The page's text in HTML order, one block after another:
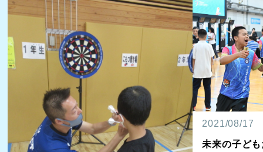
2021/08/17
未来の子ど